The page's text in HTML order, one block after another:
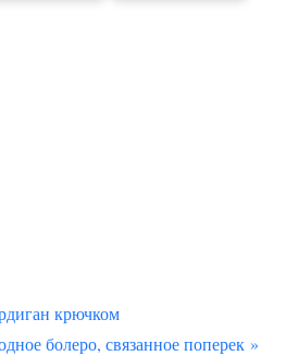
крючком
болеро, связанное поперек